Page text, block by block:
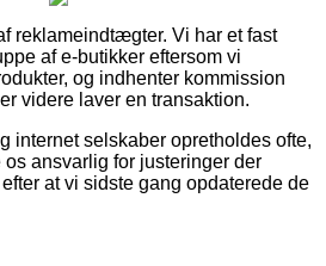
reklameindtægter. Vi har et fast
af e-butikker eftersom vi
og indhenter kommission
videre laver en transaktion.
internet selskaber opretholdes ofte,
ansvarlig for justeringer der
at vi sidste gang opdaterede de